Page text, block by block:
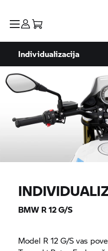
Individualizacija
BMW R 12 G/S
Model R 12 G/S vas